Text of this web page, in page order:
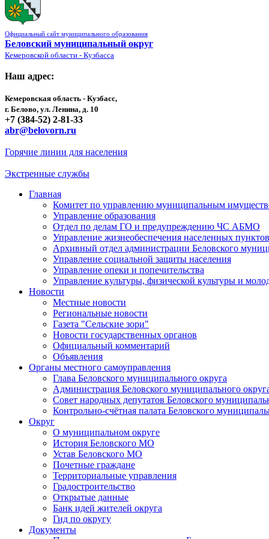
Официальный сайт муниципального образования
Беловский муниципальный округ
Кемеровской области - Кузбасса
Наш адрес:
Кемеровская область - Кузбасс,
г. Белово, ул. Ленина, д. 10
+7 (384-52) 2-81-33
abr@belovorn.ru
Горячие линии для населения
Экстренные службы
Главная
Комитет по управлению муниципальным
Управление образования
Отдел по делам ГО и предупреждению ЧС АБМО
Управление жизнеобеспечения населенных пунктов
Архивный отдел администрации Беловского
Управление социальной защиты населения
Управление опеки и попечительства
Управление культуры, физической культуры и
Новости
Местные новости
Региональные новости
Газета "Сельские зори"
Новости государственных органов
Официальный комментарий
Объявления
Органы местного самоуправления
Глава Беловского муниципального округа
Администрация Беловского муниципального
Совет народных депутатов Беловского
Контрольно-счётная палата Беловского
Округ
О муниципальном округе
История Беловского МО
Устав Беловского МО
Почетные граждане
Территориальные управления
Градостроительство
Открытые данные
Банк идей жителей округа
Гид по округу
Документы